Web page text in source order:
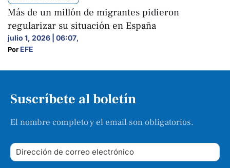
Más de un millón de migrantes pidieron
regularizar su situación en España
julio 1, 2026 | 06:07,
Por EFE
Suscríbete al boletín
El nombre completo y el email son obligatorios.